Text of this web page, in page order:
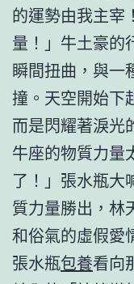
的運勢由我主宰
量！」牛土豪的
瞬間扭曲，與一
撞。天空開始下
而是閃耀著淚光
牛座的物質力量
了！」張水瓶大
質力量勝出，林
和俗氣的虛假愛
張水瓶包養看向